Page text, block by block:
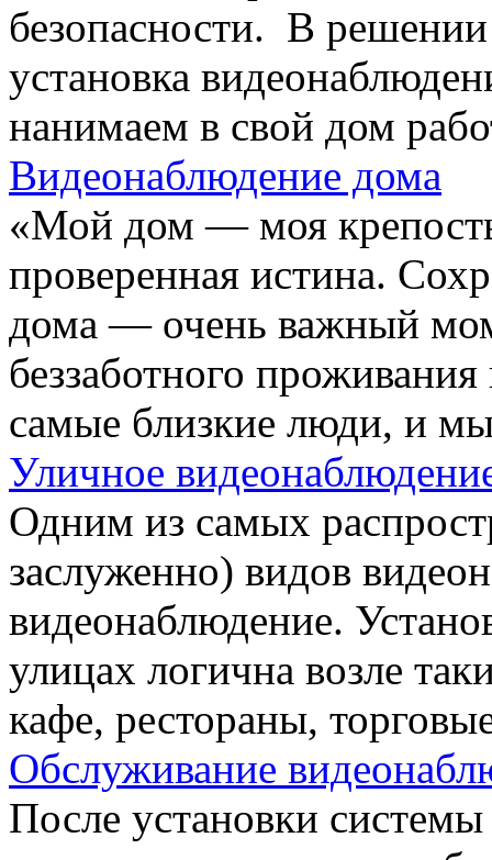
безопасности. В
установка
нанимаем в свой дом
Видеонаблюдение дома
«Мой дом — моя
проверенная истина.
дома — очень важный
беззаботного
самые близкие люди, и
Уличное
Одним из самых
заслуженно) видов
видеонаблюдение.
улицах логична возле
кафе, рестораны,
Обслуживание
После установки